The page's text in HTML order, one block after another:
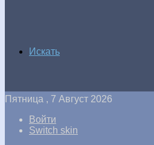
Искать
Пятница , 7 Август 2026
Войти
Switch skin